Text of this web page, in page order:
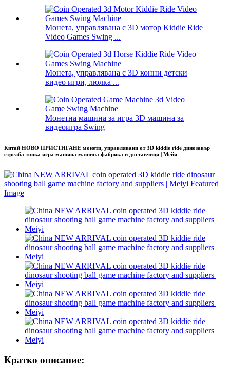
Монета, управлявана с 3D мотор Kiddie Ride
Video Games Swing ...
Монета, управлявана с 3D конни детски
видео игри, люлка ...
Монетна машина за игра 3D машина за
видеоигра Swing
Китай НОВО ПРИСТИГАНЕ монети, управлявани от 3D kiddie ride динозавър
стрелба топка игра машина машина фабрика и доставчици | Мейи
Кратко описание: